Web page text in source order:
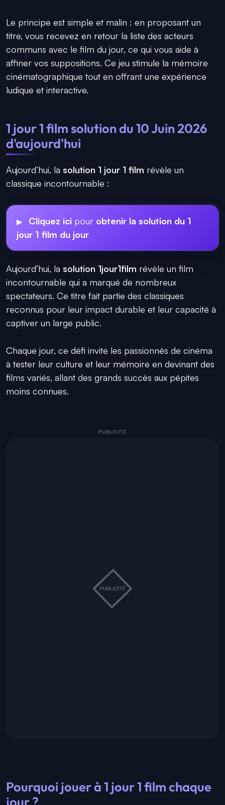
Le principe est simple et malin : en proposant un
titre, vous recevez en retour la liste des acteurs
communs avec le film du jour, ce qui vous aide à
affiner vos suppositions. Ce jeu stimule la mémoire
cinématographique tout en offrant une expérience
ludique et interactive.
1 jour 1 film solution du 10 Juin 2026
d'aujourd'hui
Aujourd’hui, la solution 1 jour 1 film révèle un
classique incontournable :
Cliquez ici pour obtenir la solution du 1
jour 1 film du jour
Aujourd’hui, la solution 1jour1film révèle un film
incontournable qui a marqué de nombreux
spectateurs. Ce titre fait partie des classiques
reconnus pour leur impact durable et leur capacité à
captiver un large public.
Chaque jour, ce défi invite les passionnés de cinéma
à tester leur culture et leur mémoire en devinant des
films variés, allant des grands succès aux pépites
moins connues.
Pourquoi jouer à 1 jour 1 film chaque